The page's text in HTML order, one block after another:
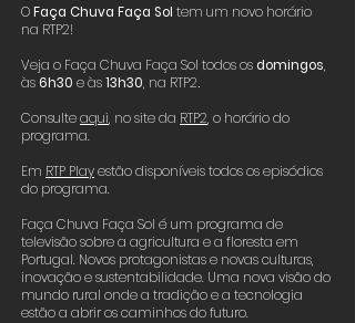
OFaça Chuva Faça Sol tem um novo horário
na RTP2!
Veja o Faça Chuva Faça Sol todos os domingos,
às 6h30 e às13h30, na RTP2.
Consulteaqui, no site da RTP2, o horário do
programa.
Em RTP Playestão disponíveis todos os episódios
do programa.
Faça Chuva Faça Sol é um programa de
televisão sobre a agricultura e a floresta em
Portugal. Novos protagonistas e novas culturas,
inovação e sustentabilidade. Uma nova visão do
mundo rural onde a tradição e a tecnologia
estão a abrir os caminhos do futuro.